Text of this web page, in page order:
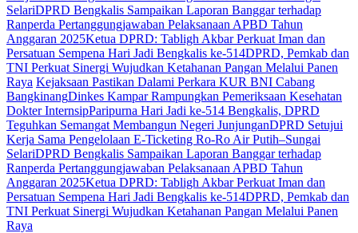
SelariDPRD Bengkalis Sampaikan Laporan Banggar terhadap
Ranperda Pertanggungjawaban Pelaksanaan APBD Tahun
Anggaran 2025Ketua DPRD: Tabligh Akbar Perkuat Iman dan
Persatuan Sempena Hari Jadi Bengkalis ke-514DPRD, Pemkab dan
TNI Perkuat Sinergi Wujudkan Ketahanan Pangan Melalui Panen
Raya Kejaksaan Pastikan Dalami Perkara KUR BNI Cabang
BangkinangDinkes Kampar Rampungkan Pemeriksaan Kesehatan
Dokter InternsipParipurna Hari Jadi ke-514 Bengkalis, DPRD
Teguhkan Semangat Membangun Negeri JunjunganDPRD Setujui
Kerja Sama Pengelolaan E-Ticketing Ro-Ro Air Putih–Sungai
SelariDPRD Bengkalis Sampaikan Laporan Banggar terhadap
Ranperda Pertanggungjawaban Pelaksanaan APBD Tahun
Anggaran 2025Ketua DPRD: Tabligh Akbar Perkuat Iman dan
Persatuan Sempena Hari Jadi Bengkalis ke-514DPRD, Pemkab dan
TNI Perkuat Sinergi Wujudkan Ketahanan Pangan Melalui Panen
Raya